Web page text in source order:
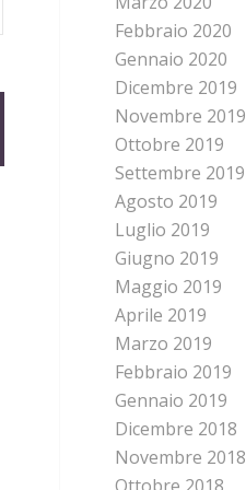
Febbraio 2020
Gennaio 2020
Dicembre 2019
Novembre 2019
Ottobre 2019
Settembre 2019
Agosto 2019
Luglio 2019
Giugno 2019
Maggio 2019
Aprile 2019
Marzo 2019
Febbraio 2019
Gennaio 2019
Dicembre 2018
Novembre 2018